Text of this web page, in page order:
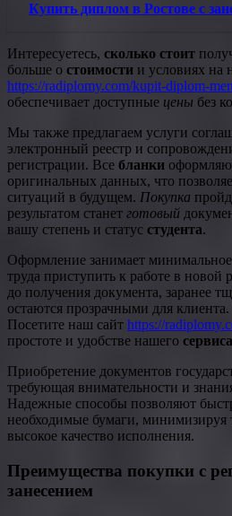
Купить диплом в Ростове с
Интересуетесь, сколько стоит
больше о стоимости и условиях на
https://radiplomy.com/kupit-diplom-
обеспечивает доступные цены без
Мы также предлагаем услуги
электронный реестр и
регистрации. Все бланки
оригинальных данных, что
ситуаций в будущем. Покупка
результатом станет готовый
вашу степень и статус студента.
Оформление занимает
труда приступить к работе в
до получения документа, заранее
остаются прозрачными для клиента.
Посетите наш сайт https://
простоте и удобстве нашего сервиса
Приобретение документов
требующая внимательности и
Надежные способы позволяют
необходимые бумаги, минимизируя
высокое качество исполнения.
Преимущества покупки с
занесением